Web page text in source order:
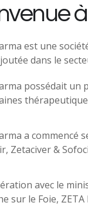
est une
dans le
possédait un
a commencé
Zetaciver &
avec le
sur le Foie,